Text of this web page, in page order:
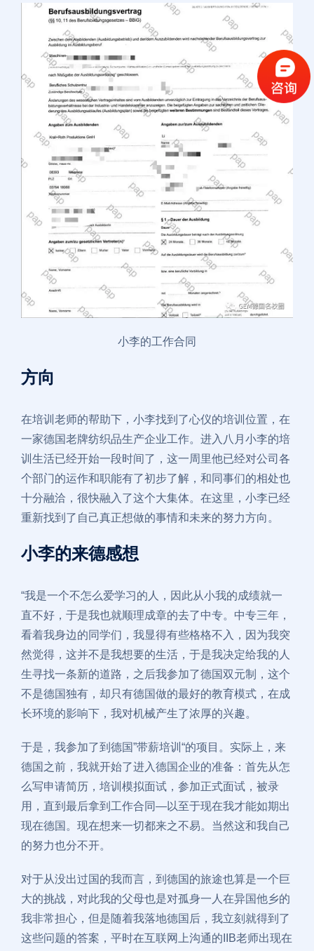
小李的工作合同
方向
在培训老师的帮助下，小李找到了心仪的培训位置，在
一家德国老牌纺织品生产企业工作。进入八月小李的培
训生活已经开始一段时间了，这一周里他已经对公司各
个部门的运作和职能有了初步了解，和同事们的相处也
十分融洽，很快融入了这个大集体。在这里，小李已经
重新找到了自己真正想做的事情和未来的努力方向。
小李的来德感想
“我是一个不怎么爱学习的人，因此从小我的成绩就一
直不好，于是我也就顺理成章的去了中专。中专三年，
看着我身边的同学们，我显得有些格格不入，因为我突
然觉得，这并不是我想要的生活，于是我决定给我的人
生寻找一条新的道路，之后我参加了德国双元制，这个
不是德国独有，却只有德国做的最好的教育模式，在成
长环境的影响下，我对机械产生了浓厚的兴趣。
于是，我参加了到德国”带薪培训“的项目。实际上，来
德国之前，我就开始了进入德国企业的准备：首先从怎
么写申请简历，培训模拟面试，参加正式面试，被录
用，直到最后拿到工作合同—以至于现在我才能如期出
现在德国。现在想来一切都来之不易。当然这和我自己
的努力也分不开。
对于从没出过国的我而言，到德国的旅途也算是一个巨
大的挑战，对此我的父母也是对孤身一人在异国他乡的
我非常担心，但是随着我落地德国后，我立刻就得到了
这些问题的答案，平时在互联网上沟通的IIB老师出现在